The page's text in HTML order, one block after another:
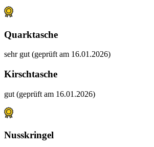
Quarktasche
sehr gut (geprüft am 16.01.2026)
Kirschtasche
gut (geprüft am 16.01.2026)
Nusskringel